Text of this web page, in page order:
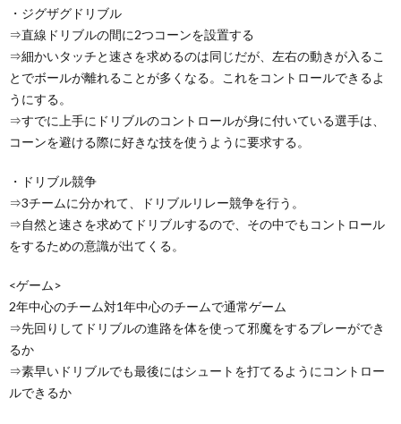
・ジグザグドリブル
⇒直線ドリブルの間に2つコーンを設置する
⇒細かいタッチと速さを求めるのは同じだが、左右の動きが入るこ
とでボールが離れることが多くなる。これをコントロールできるよ
うにする。
⇒すでに上手にドリブルのコントロールが身に付いている選手は、
コーンを避ける際に好きな技を使うように要求する。
・ドリブル競争
⇒3チームに分かれて、ドリブルリレー競争を行う。
⇒自然と速さを求めてドリブルするので、その中でもコントロール
をするための意識が出てくる。
<ゲーム>
2年中心のチーム対1年中心のチームで通常ゲーム
⇒先回りしてドリブルの進路を体を使って邪魔をするプレーができ
るか
⇒素早いドリブルでも最後にはシュートを打てるようにコントロー
ルできるか